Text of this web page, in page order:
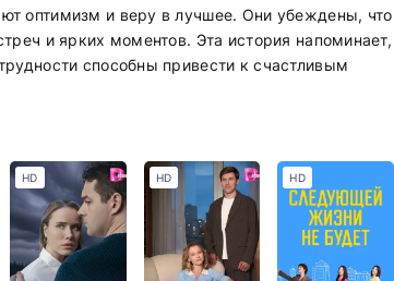
оптимизм и веру в лучшее. Они убеждены, что
и ярких моментов. Эта история напоминает,
способны привести к счастливым
HD HD HD